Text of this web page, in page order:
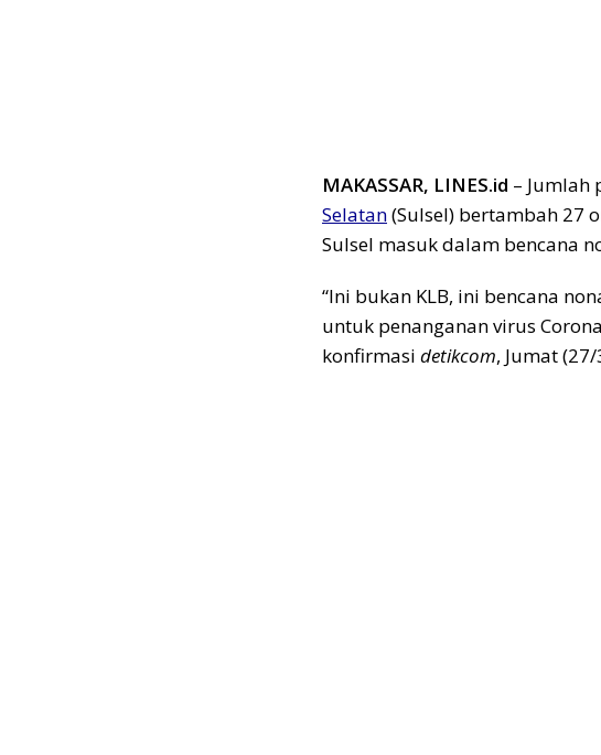
MAKASSAR, LINES.id – Jumlah
Selatan(Sulsel) bertambah 27
Sulsel masuk dalam bencana
“Ini bukan KLB, ini bencana
untuk penanganan virus
konfirmasi detikcom, Jumat